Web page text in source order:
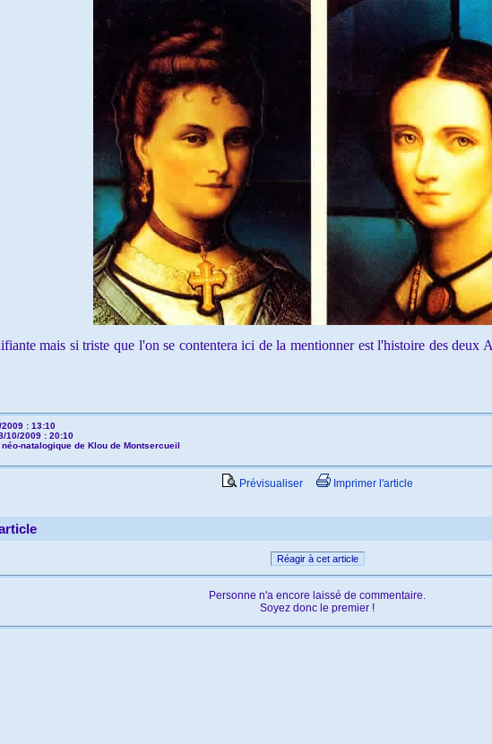
mais si triste que l'on se contentera ici de la mentionner est l'histoire des deux
2009 : 13:10
10/2009 : 20:10
natalogique de Klou de Montsercueil
Prévisualiser Imprimer l'article
Réagir à cet article
Personne n'a encore laissé de commentaire.
Soyez donc le premier !